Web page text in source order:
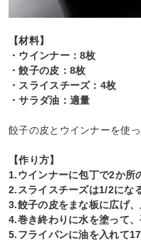
【材料】
・ウインナー：8枚
・餃子の皮：8枚
・スライスチーズ：4枚
・サラダ油：適量
餃子の皮とウインナーを使
【作り方】
1.ウインナーに包丁で2か所
2.スライスチーズは1/2にな
3.餃子の皮をまな板に広げ
4.巻き終わりに水を塗って、
5.フライパンに油を入れて